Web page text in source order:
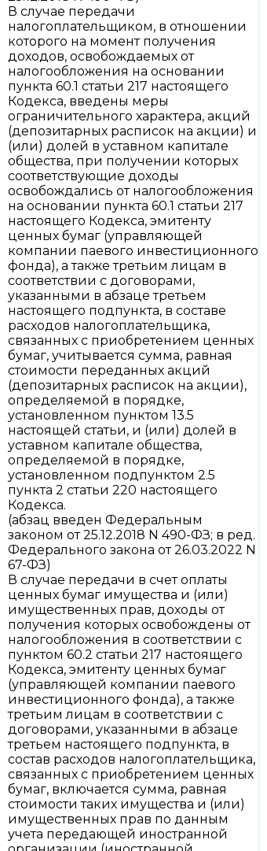
В случае передачи
налогоплательщиком, в отношении
которого на момент получения
доходов, освобождаемых от
налогообложения на основании
пункта 60.1 статьи 217 настоящего
Кодекса, введены меры
ограничительного характера, акций
(депозитарных расписок на акции) и
(или) долей в уставном капитале
общества, при получении которых
соответствующие доходы
освобождались от налогообложения
на основании пункта 60.1 статьи 217
настоящего Кодекса, эмитенту
ценных бумаг (управляющей
компании паевого инвестиционного
фонда), а также третьим лицам в
соответствии с договорами,
указанными в абзаце третьем
настоящего подпункта, в составе
расходов налогоплательщика,
связанных с приобретением ценных
бумаг, учитывается сумма, равная
стоимости переданных акций
(депозитарных расписок на акции),
определяемой в порядке,
установленном пунктом 13.5
настоящей статьи, и (или) долей в
уставном капитале общества,
определяемой в порядке,
установленном подпунктом 2.5
пункта 2 статьи 220 настоящего
Кодекса.
(абзац введен Федеральным
законом от 25.12.2018 N 490-ФЗ; в ред.
Федерального закона от 26.03.2022 N
67-ФЗ)
В случае передачи в счет оплаты
ценных бумаг имущества и (или)
имущественных прав, доходы от
получения которых освобождены от
налогообложения в соответствии с
пунктом 60.2 статьи 217 настоящего
Кодекса, эмитенту ценных бумаг
(управляющей компании паевого
инвестиционного фонда), а также
третьим лицам в соответствии с
договорами, указанными в абзаце
третьем настоящего подпункта, в
состав расходов налогоплательщика,
связанных с приобретением ценных
бумаг, включается сумма, равная
стоимости таких имущества и (или)
имущественных прав по данным
учета передающей иностранной